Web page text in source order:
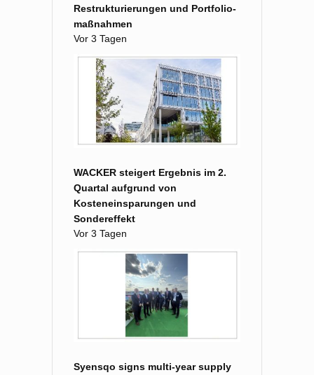
Restruk­turierungen und Portfolio­
maß­nahmen
Vor 3 Tagen
WACKER steigert Ergebnis im 2.
Quartal aufgrund von
Kosteneinsparungen und
Sondereffekt
Vor 3 Tagen
Syensqo signs multi-year supply